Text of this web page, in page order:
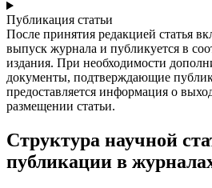
Публикация статьи
После принятия редакцией статья
выпуск журнала и публикуется в
издания. При необходимости
документы, подтверждающие
предоставляется информация о
размещении статьи.
Структура научной
публикации в